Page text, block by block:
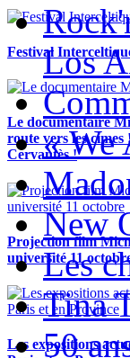
Festival
Le documentaire
route vers les
Cervantès !
Projection film
université 11
Les expositions
Los
« We
New
Les
Tina
50